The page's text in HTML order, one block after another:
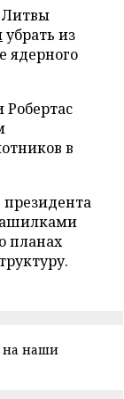
убрать из
ядерного
в
планах
на наши